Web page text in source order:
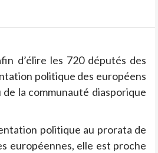
d’élire les 720 députés des
politique des européens
la communauté diasporique
politique au prorata de
européennes, elle est proche